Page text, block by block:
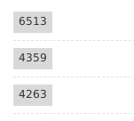
6513
4359
4263